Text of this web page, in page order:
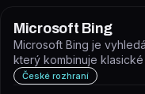
Microsoft Bing
Microsoft Bing je
který kombinuje
České rozhraní